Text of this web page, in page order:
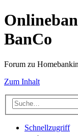
BanCo
Forum zu
Zum Inhalt
Schnellzugriff